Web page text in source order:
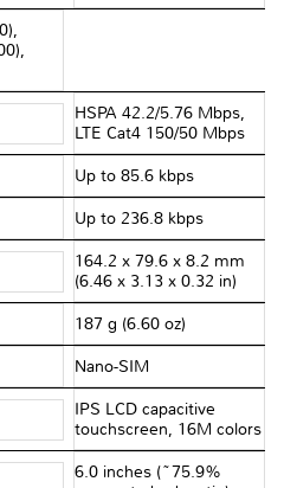
HSPA 42.2/5.76 Mbps,
LTE Cat4 150/50 Mbps
Up to 85.6 kbps
Up to 236.8 kbps
164.2 x 79.6 x 8.2 mm
(6.46 x 3.13 x 0.32 in)
187 g (6.60 oz)
Nano-SIM
IPS LCD capacitive
touchscreen, 16M colors
6.0 inches (~75.9%